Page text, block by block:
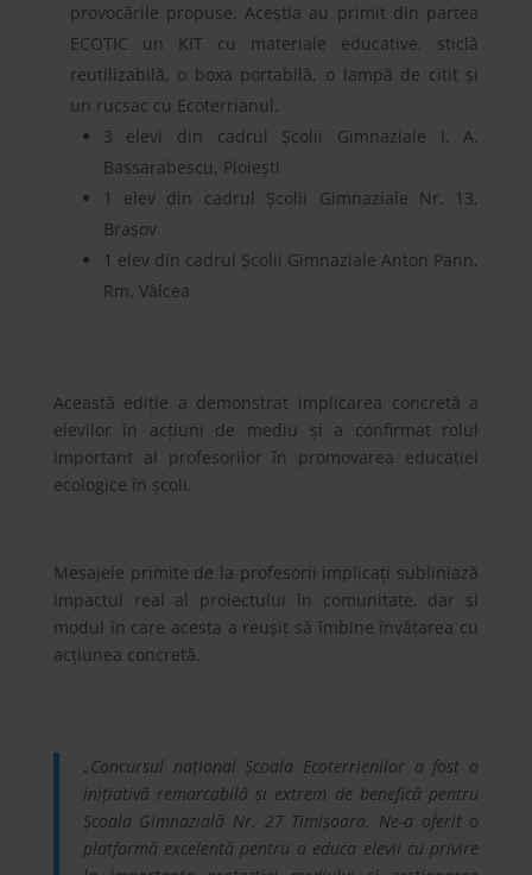
provocările propuse. Aceștia au primit din partea
ECOTIC un KIT cu materiale educative, sticlă
reutilizabilă, o boxa portabilă, o lampă de citit și
un rucsac cu Ecoterrianul.
3 elevi din cadrul Școlii Gimnaziale I. A.
Bassarabescu, Ploiești
1 elev din cadrul Școlii Gimnaziale Nr. 13,
Brașov
1 elev din cadrul Școlii Gimnaziale Anton Pann,
Rm. Vâlcea
Această ediție a demonstrat implicarea concretă a
elevilor în acțiuni de mediu și a confirmat rolul
important al profesorilor în promovarea educației
ecologice în școli.
Mesajele primite de la profesorii implicați subliniază
impactul real al proiectului în comunitate, dar și
modul în care acesta a reușit să îmbine învățarea cu
acțiunea concretă.
„Concursul național Școala Ecoterrienilor a fost o
inițiativă remarcabilă și extrem de benefică pentru
Școala Gimnazială Nr. 27 Timișoara. Ne-a oferit o
platformă excelentă pentru a educa elevii cu privire